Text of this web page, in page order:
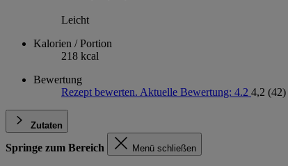
Leicht
Kalorien / Portion
218 kcal
Bewertung
Rezept bewerten. Aktuelle Bewertung: 4.2 4,2 (42)
Zutaten
Springe zum Bereich Menü schließen